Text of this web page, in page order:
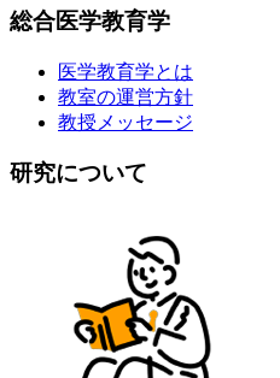
総合医学教育学
医学教育学とは
教室の運営方針
教授メッセージ
研究について